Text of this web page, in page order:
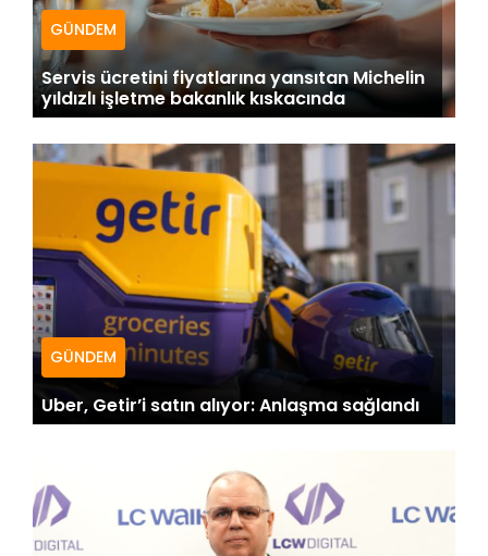
GÜNDEM
Servis ücretini fiyatlarına yansıtan Michelin
yıldızlı işletme bakanlık kıskacında
GÜNDEM
Uber, Getir’i satın alıyor: Anlaşma sağlandı